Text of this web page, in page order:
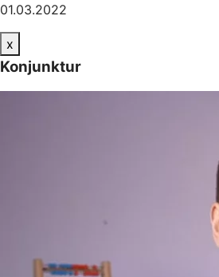
01.03.2022
x
Konjunktur